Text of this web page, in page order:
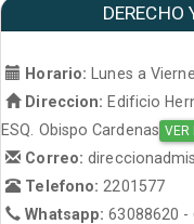
DERECHO
Horario:
Lunes a
Direccion: Edificio
ESQ. Obispo Cardenas VER
Correo:
Telefono: 2201577
Whatsapp:63088620 -